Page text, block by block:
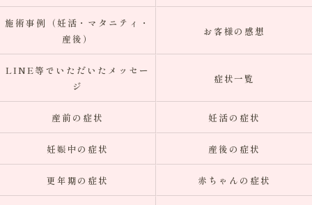
施術事例（妊活・マタニティ・
産後）
お客様の感想
LINE等でいただいたメッセー
ジ
症状一覧
産前の症状 妊活の症状
妊娠中の症状 産後の症状
更年期の症状 赤ちゃんの症状